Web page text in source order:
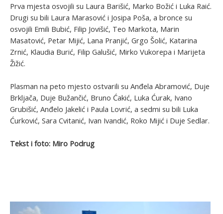
Prva mjesta osvojili su Laura Barišić, Marko Božić i Luka Raić.
Drugi su bili Laura Marasović i Josipa Poša, a bronce su
osvojili Emili Bubić, Filip Jovišić, Teo Markota, Marin
Masatović, Petar Mijić, Lana Pranjić, Grgo Šolić, Katarina
Zrnić, Klaudia Burić, Filip Galušić, Mirko Vukorepa i Marijeta
Žižić.
Plasman na peto mjesto ostvarili su Anđela Abramović, Duje
Brkljača, Duje Bužančić, Bruno Ćakić, Luka Ćurak, Ivano
Grubišić, Anđelo Jakelić i Paula Lovrić, a sedmi su bili Luka
Ćurković, Sara Cvitanić, Ivan Ivandić, Roko Mijić i Duje Sedlar.
Tekst i foto: Miro Podrug